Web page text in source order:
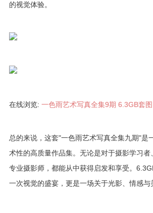
的视觉体验。
在线浏览: 一色雨艺术写真全集9期 6.3GB套图
总的来说，这套"一色雨艺术写真全集九期"是
术性的高质量作品集。无论是对于摄影学习者
专业摄影师，都能从中获得启发和享受。
一次视觉的盛宴，更是一场关于光影、情感与